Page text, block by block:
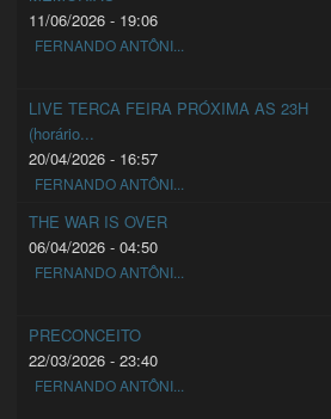
11/06/2026 - 19:06
FERNANDO ANTÔNI...
LIVE TERCA FEIRA PRÓXIMA AS 23H
(horário...
20/04/2026 - 16:57
FERNANDO ANTÔNI...
THE WAR IS OVER
06/04/2026 - 04:50
FERNANDO ANTÔNI...
PRECONCEITO
22/03/2026 - 23:40
FERNANDO ANTÔNI...